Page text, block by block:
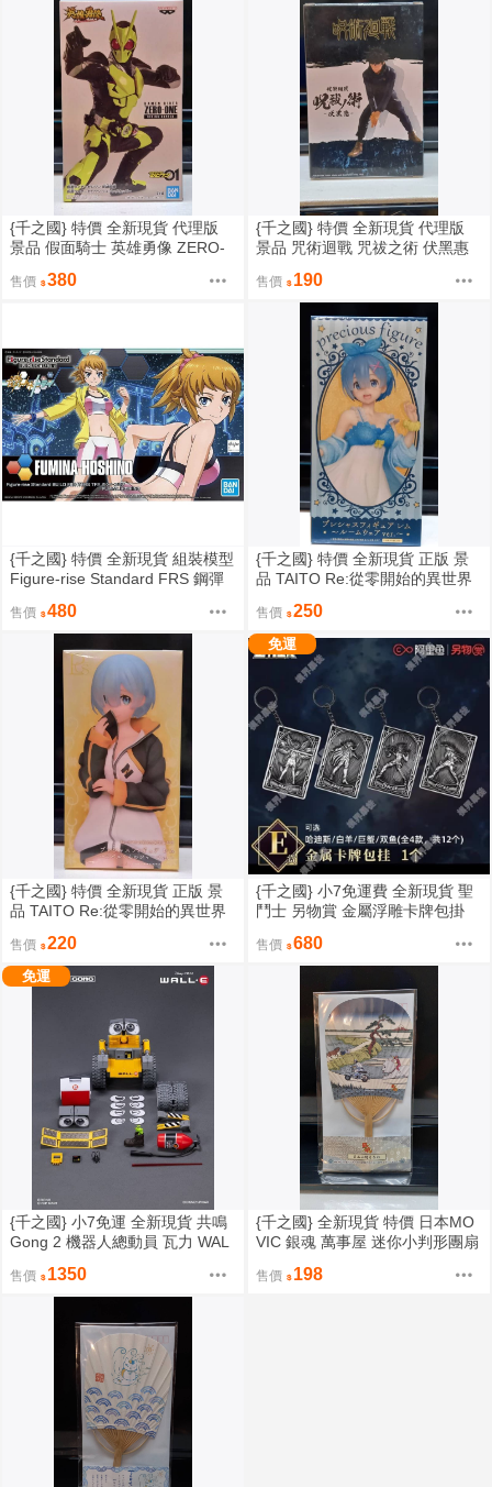
{千之國} 特價 全新現貨 代理版
景品 假面騎士 英雄勇像 ZERO-
售價 380
{千之國} 特價 全新現貨 代理版
景品 咒術迴戰 咒祓之術 伏黑惠
售價 190
{千之國} 特價 全新現貨 組裝模型
Figure-rise Standard FRS 鋼彈
售價 480
{千之國} 特價 全新現貨 正版 景
品 TAITO Re:從零開始的異世界
售價 250
{千之國} 特價 全新現貨 正版 景
品 TAITO Re:從零開始的異世界
售價 220
免運
{千之國} 小7免運費 全新現貨 聖
鬥士 另物賞 金屬浮雕卡牌包掛
售價 680
免運
{千之國} 小7免運 全新現貨 共鳴
Gong 2 機器人總動員 瓦力 WAL
售價 1350
{千之國} 全新現貨 特價 日本MO
VIC 銀魂 萬事屋 迷你小判形團扇
售價 198